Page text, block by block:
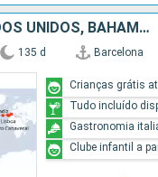
PORTUGAL, ESTADOS UNIDOS, BAHAMAS, PANAMÁ, COSTA RICA, GUATEMALA, MÉXICO, SAMOA, FIDJI (ILHAS), TONGA, NOVA ZELÂNDIA, AUSTRÁLIA, PAPUA NOVA GUINÉ, JAPÃO, TAIWAN, CHINA, VITENÃ, SINGAPURA, MALÁSIA, TAI
135 d Barcelona
Crianças grátis
Tudo incluído
Gastronomia
Clube infantil a